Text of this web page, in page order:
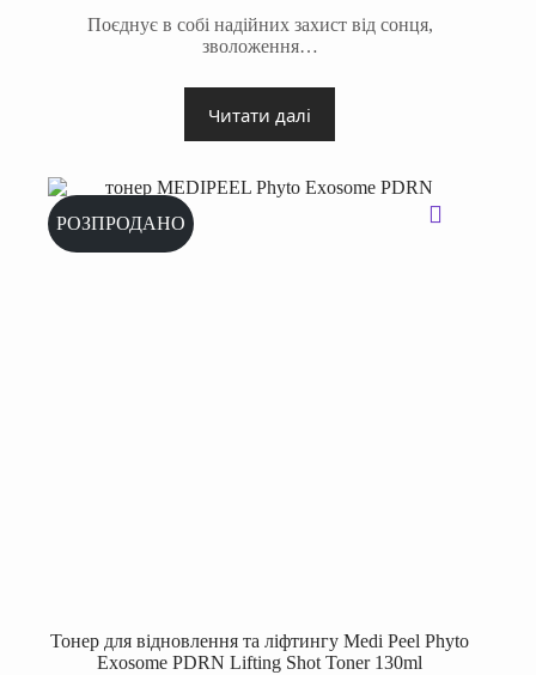
Поєднує в собі надійних захист від сонця,
зволоження…
Читати далі
РОЗПРОДАНО
Тонер для відновлення та ліфтингу Medi Peel Phyto
Exosome PDRN Lifting Shot Toner 130ml